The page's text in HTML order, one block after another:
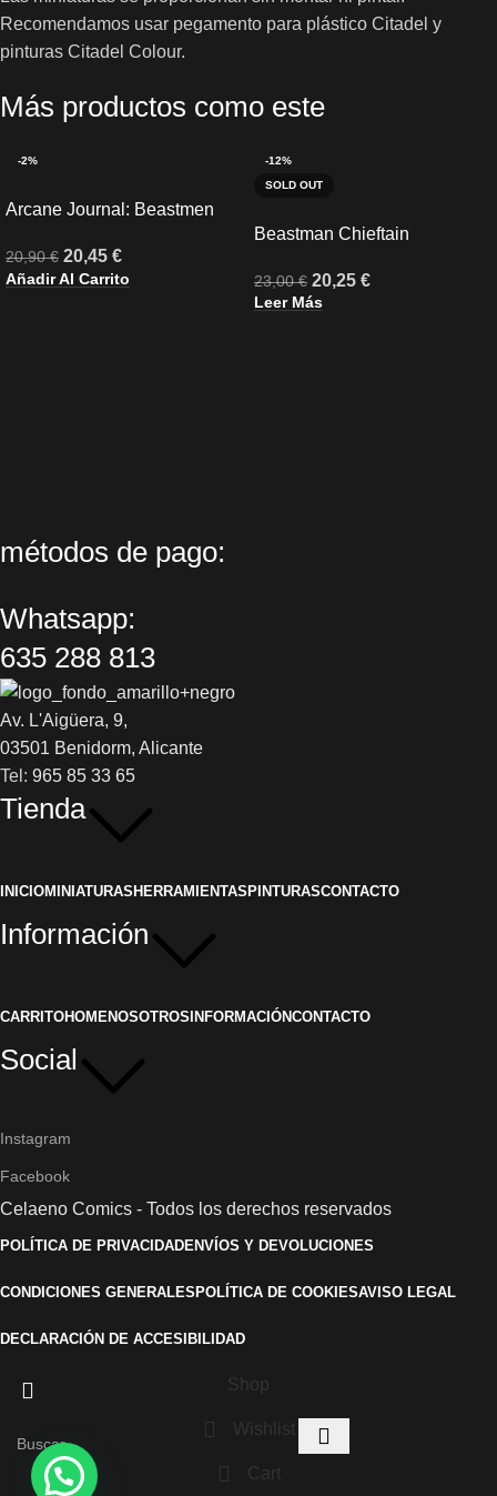
Recomendamos usar pegamento para plástico Citadel y
pinturas Citadel Colour.
Más productos como este
-2%
Arcane Journal: Beastmen
20,90€ 20,45 €
Añadir Al Carrito
-12%
SOLD OUT
Beastman Chieftain
23,00€ 20,25 €
Leer Más
métodos de pago:
Whatsapp:
635 288 813
Av. L'Aigüera, 9,
03501 Benidorm, Alicante
Tel: 965 85 33 65
Tienda
INICIOMINIATURAS HERRAMIENTAS PINTURASCONTACTO
Información
CARRITOHOME NOSOTROS INFORMACIÓNCONTACTO
Social
Instagram
Facebook
Celaeno Comics - Todos los derechos reservados
POLÍTICA DE PRIVACIDADENVÍOS Y DEVOLUCIONES
CONDICIONES GENERALES POLÍTICA DE COOKIESAVISO LEGAL
DECLARACIÓN DE ACCESIBILIDAD
Shop
Wishlist
Cart